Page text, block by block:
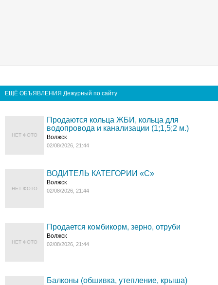
ЕЩЁ ОБЪЯВЛЕНИЯ Дежурный по сайту
НЕТ ФОТО
Продаются кольца ЖБИ, кольца для
водопровода и канализации (1;1,5;2 м.)
Волжск
02/08/2026, 21:44
НЕТ ФОТО
ВОДИТЕЛЬ КАТЕГОРИИ «C»
Волжск
02/08/2026, 21:44
НЕТ ФОТО
Продается комбикорм, зерно, отруби
Волжск
02/08/2026, 21:44
Балконы (обшивка, утепление, крыша)